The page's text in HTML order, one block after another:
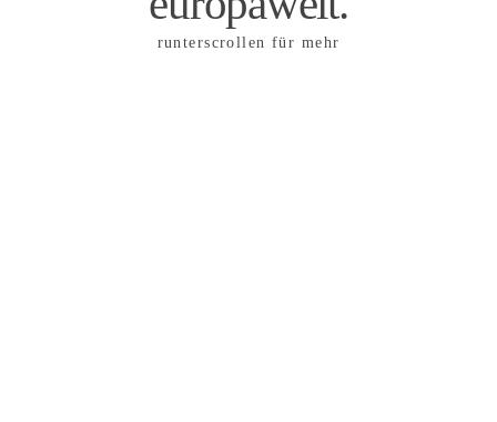
runterscrollen für mehr